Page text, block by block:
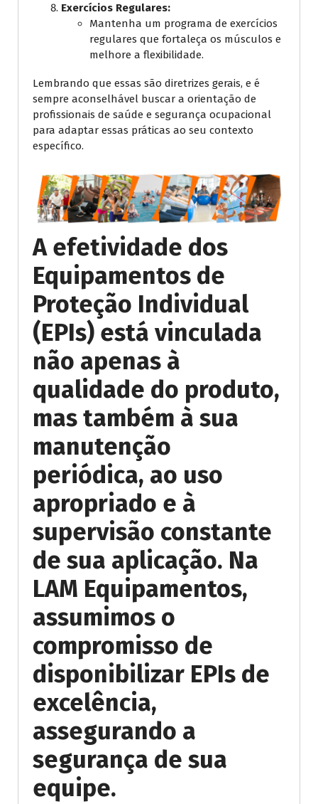
Exercícios Regulares:
Mantenha um programa de exercícios
regulares que fortaleça os músculos e
melhore a flexibilidade.
Lembrando que essas são diretrizes gerais, e é
sempre aconselhável buscar a orientação de
profissionais de saúde e segurança ocupacional
para adaptar essas práticas ao seu contexto
específico.
A efetividade dos
Equipamentos de
Proteção Individual
(EPIs) está vinculada
não apenas à
qualidade do produto,
mas também à sua
manutenção
periódica, ao uso
apropriado e à
supervisão constante
de sua aplicação. Na
LAM Equipamentos,
assumimos o
compromisso de
disponibilizar EPIs de
excelência,
assegurando a
segurança de sua
equipe.